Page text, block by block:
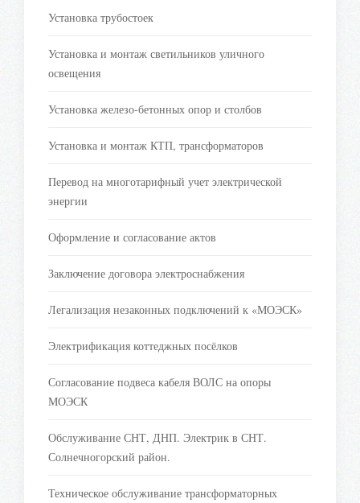
Установка трубостоек
Установка и монтаж светильников уличного
освещения
Установка железо-бетонных опор и столбов
Установка и монтаж КТП, трансформаторов
Перевод на многотарифный учет электрической
энергии
Оформление и согласование актов
Заключение договора электроснабжения
Легализация незаконных подключений к «МОЭСК»
Электрификация коттеджных посёлков
Согласование подвеса кабеля ВОЛС на опоры
МОЭСК
Обслуживание СНТ, ДНП. Электрик в СНТ.
Солнечногорский район.
Техническое обслуживание трансформаторных